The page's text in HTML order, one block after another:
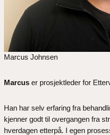
Marcus Johnsen
Marcus er prosjektleder for
Han har selv erfaring fra
kjenner godt til overgangen fra
hverdagen etterpå. I egen